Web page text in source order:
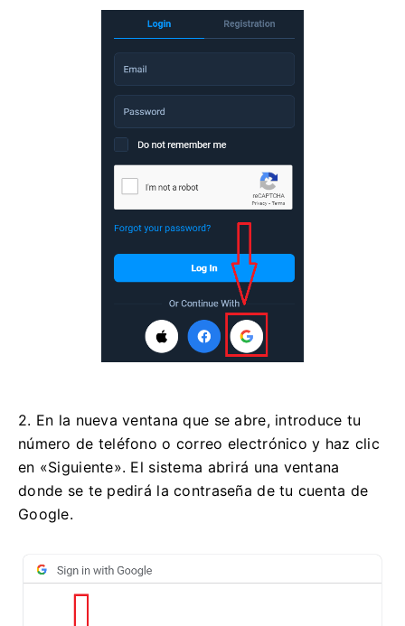
2. En la nueva ventana que se abre, introduce tu
número de teléfono o correo electrónico y haz clic
en «Siguiente». El sistema abrirá una ventana
donde se te pedirá la contraseña de tu cuenta de
Google.